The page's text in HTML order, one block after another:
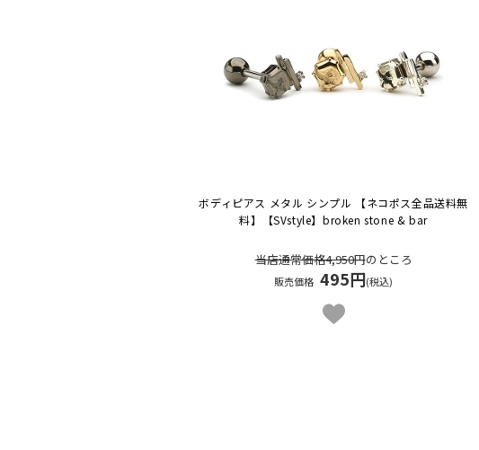
ボディピアス メタル シンプル 【ネコポス全品送料無
料】
【SVstyle】broken stone & bar
当店通常価格4,950円のところ
販売価格 495円(税込)